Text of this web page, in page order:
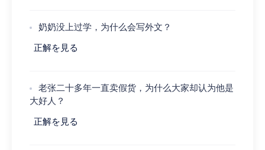
奶奶没上过学，为什么会写外文？
正解を見る
老张二十多年一直卖假货，为什么大家却认为他是
大好人？
正解を見る